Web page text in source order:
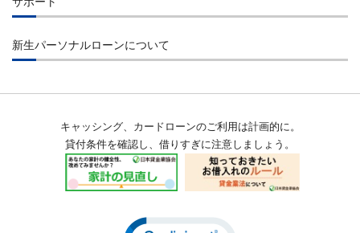
ご指定口座へのお振込み
貸付条件
お振込み
会員サービス
店舗検索
返済シミュレーション
お問合せ
メンテナンス情報
収入証明書類提出のお願い
新生パーソナルローンについて
会員規約
キャッシング、カードローンのご利用は計画的に。
貸付条件を確認し、借りすぎに注意しましょう。